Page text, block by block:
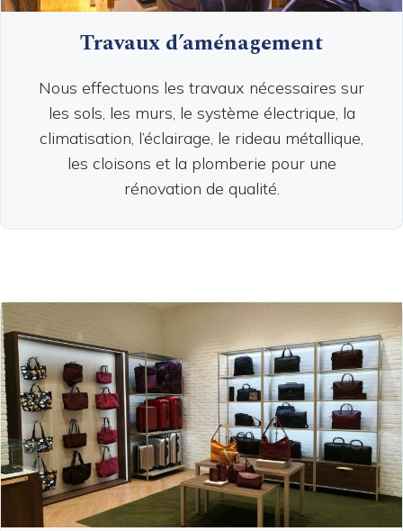
Travaux d’aménagement
Nous effectuons les travaux nécessaires sur
les sols, les murs, le système électrique, la
climatisation, l’éclairage, le rideau métallique,
les cloisons et la plomberie pour une
rénovation de qualité.